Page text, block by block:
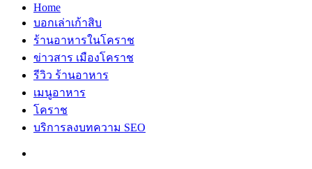
Home
บอกเล่าเก้าสิบ
ร้านอาหารในโคราช
ข่าวสาร เมืองโคราช
รีวิว ร้านอาหาร
เมนูอาหาร
โคราช
บริการลงบทความ SEO